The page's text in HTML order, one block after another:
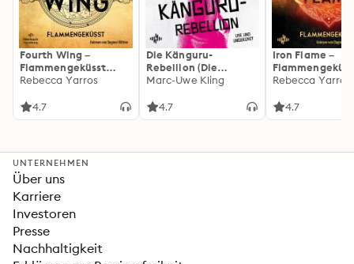
Fourth Wing –
Flammengeküsst
(Flammengeküsst-
Rebecca Yarros
4.7
Die Känguru-
Rebellion (Die
Känguru-Werke 5)
Marc-Uwe Kling
4.7
Iron Flame –
heißersehnte
Rebecca Yarros
4.7
UNTERNEHMEN
Über uns
Karriere
Investoren
Presse
Nachhaltigkeit